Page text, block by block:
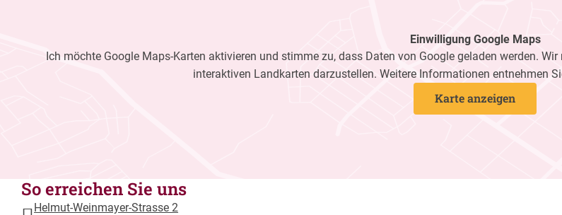
Einwilligung Google Maps
Ich möchte Google Maps-Karten aktivieren und stimme zu, dass Daten von Google geladen werden.
interaktiven Landkarten darzustellen. Weitere Informationen entnehmen
Karte anzeigen
So erreichen Sie uns
Helmut-Weinmayer-Strasse 2